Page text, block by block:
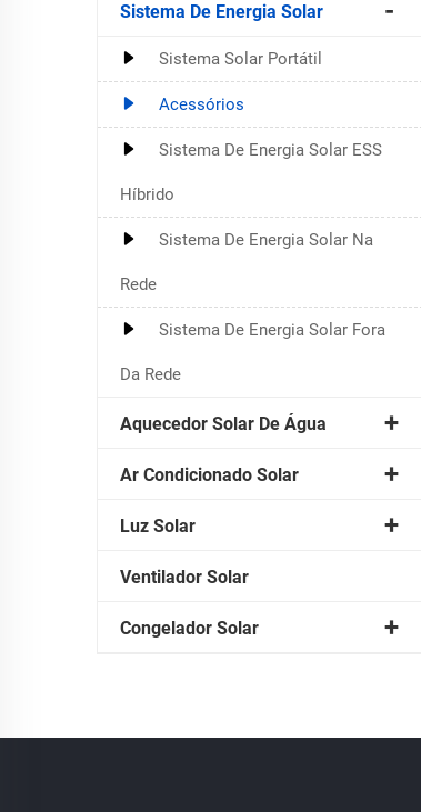
Sistema De Energia Solar
Sistema Solar Portátil
Acessórios
Sistema De Energia Solar ESS
Híbrido
Sistema De Energia Solar Na
Rede
Sistema De Energia Solar Fora
Da Rede
Aquecedor Solar De Água
Ar Condicionado Solar
Luz Solar
Ventilador Solar
Congelador Solar